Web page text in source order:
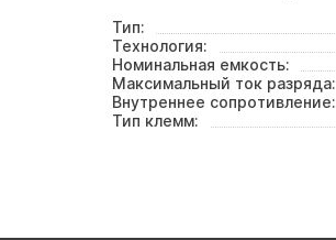
Тип:
Технология:
Номинальная емкость:
Максимальный ток разряда:
Внутреннее сопротивление:
Тип клемм: